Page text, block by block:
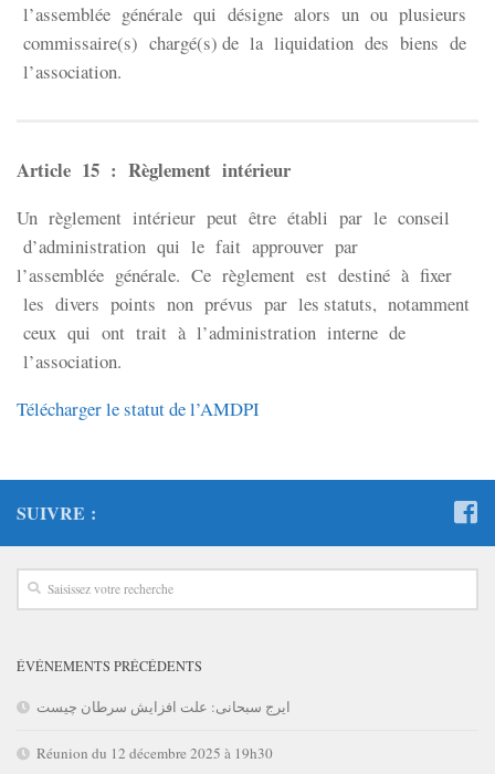
l’assemblée générale qui désigne alors un ou plusieurs
commissaire(s) chargé(s) de la liquidation des biens de
l’association.
Article 15 : Règlement intérieur
Un règlement intérieur peut être établi par le conseil
d’administration qui le fait approuver par
l’assemblée générale. Ce règlement est destiné à fixer
les divers points non prévus par les statuts, notamment
ceux qui ont trait à l’administration interne de
l’association.
Télécharger le statut de l’AMDPI
SUIVRE :
ÉVÉNEMENTS PRÉCÉDENTS
ایرج سبحانی: علت افزایش سرطان چیست
Réunion du 12 décembre 2025 à 19h30